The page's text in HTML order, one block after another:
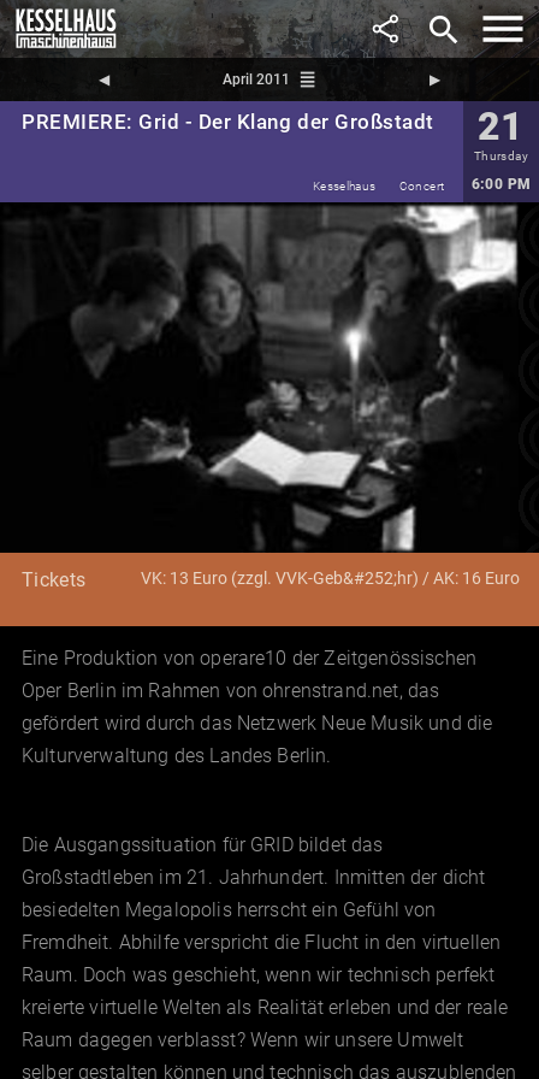
search
◀︎ April 2011 reorder ▶︎
PREMIERE: Grid - Der Klang der Großstadt 21
Thursday
6:00 PM
Kesselhaus Concert
Tickets VK: 13 Euro (zzgl. VVK-Geb&#252;hr) / AK: 16 Euro
Eine Produktion von operare10 der Zeitgenössischen
Oper Berlin im Rahmen von ohrenstrand.net, das
gefördert wird durch das Netzwerk Neue Musik und die
Kulturverwaltung des Landes Berlin.
Die Ausgangssituation für GRID bildet das
Großstadtleben im 21. Jahrhundert. Inmitten der dicht
besiedelten Megalopolis herrscht ein Gefühl von
Fremdheit. Abhilfe verspricht die Flucht in den virtuellen
Raum. Doch was geschieht, wenn wir technisch perfekt
kreierte virtuelle Welten als Realität erleben und der reale
Raum dagegen verblasst? Wenn wir unsere Umwelt
selber gestalten können und technisch das auszublenden